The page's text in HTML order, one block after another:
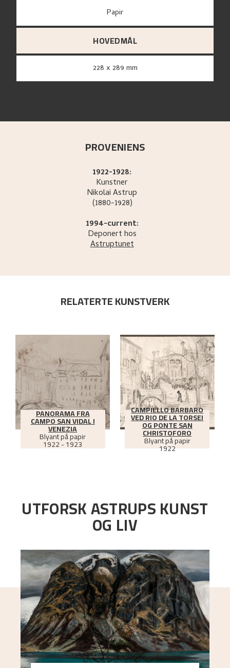
papir
HOVEDMÅL
228 x 289 mm
PROVENIENS
1922-1928:
Kunstner
NikolaiAstrup
(1880-1928)
1994-current:
Deponert hos
Astruptunet
RELATERTE KUNSTVERK
PANORAMA FRA
CAMPO SAN VIDAL I
VENEZIA
Blyant på papir
1922 - 1923
CAMPIELLO BARBARO
VED RIO DE LA TORSEI
OG PONTE SAN
CHRISTOFORO
Blyant på papir
1922
UTFORSK ASTRUPS KUNST
OG LIV